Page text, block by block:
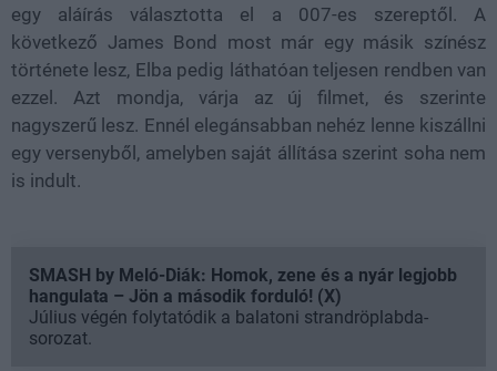
egy aláírás választotta el a 007-es szereptől. A
következő James Bond most már egy másik színész
története lesz, Elba pedig láthatóan teljesen rendben van
ezzel. Azt mondja, várja az új filmet, és szerinte
nagyszerű lesz. Ennél elegánsabban nehéz lenne kiszállni
egy versenyből, amelyben saját állítása szerint soha nem
is indult.
SMASH by Meló-Diák: Homok, zene és a nyár legjobb
hangulata – Jön a második forduló! (X)
Július végén folytatódik a balatoni strandröplabda-
sorozat.